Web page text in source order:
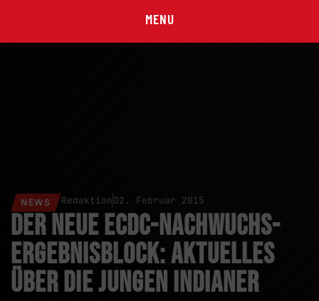
MENU
NEWS Redaktion02. Februar 2015
Der neue ECDC-Nachwuchs-
Ergebnisblock: Aktuelles
über die jungen Indianer